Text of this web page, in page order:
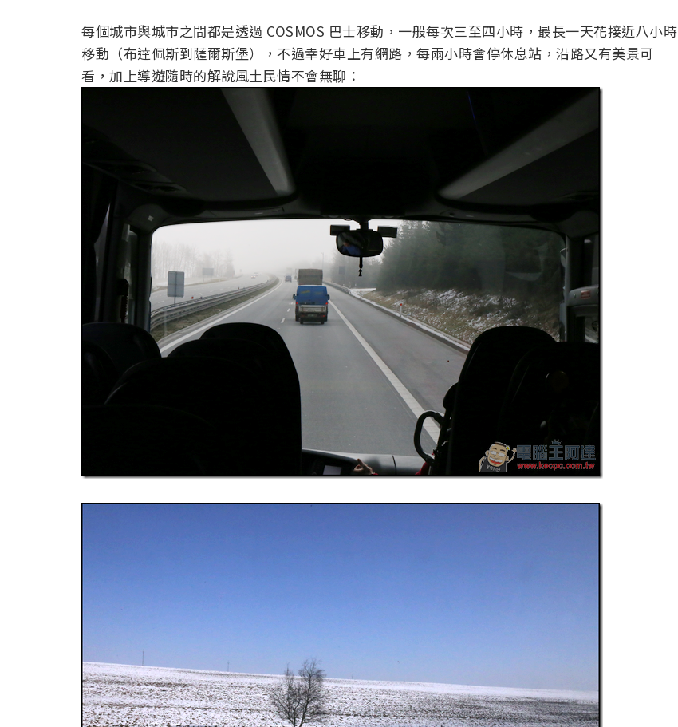
每個城市與城市之間都是透過 COSMOS 巴士移動，一般每次三至四小時，最長一天花接近八小時
移動（布達佩斯到薩爾斯堡），不過幸好車上有網路，每兩小時會停休息站，沿路又有美景可
看，加上導遊隨時的解說風土民情不會無聊：